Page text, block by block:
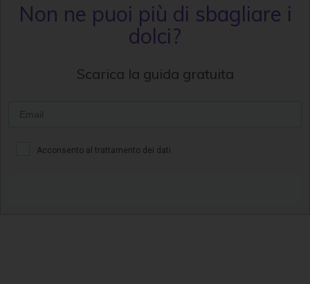
Non ne puoi più di sbagliare i
dolci?
Scarica la guida gratuita
Acconsento al trattamento dei dati